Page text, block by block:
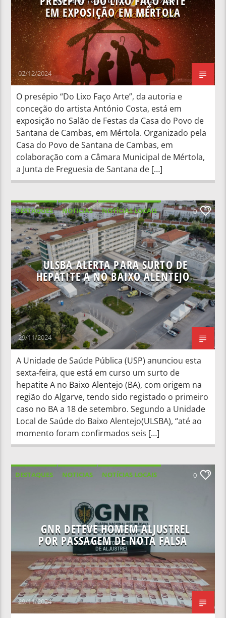
EM EXPOSIÇÃO EM MÉRTOLA
02/12/2024
O presépio “Do Lixo Faço Arte”, da autoria e
conceção do artista António Costa, está em
exposição no Salão de Festas da Casa do Povo de
Santana de Cambas, em Mértola. Organizado pela
Casa do Povo de Santana de Cambas, em
colaboração com a Câmara Municipal de Mértola,
a Junta de Freguesia de Santana de […]
DESTAQUES NOTICIAS
NOTÍCIAS LOCAIS
NOTÍCIAS NACIONAIS
0
ULSBA ALERTA PARA SURTO DE
HEPATITE A NO BAIXO ALENTEJO
29/11/2024
A Unidade de Saúde Pública (USP) anunciou esta
sexta-feira, que está em curso um surto de
hepatite A no Baixo Alentejo (BA), com origem na
região do Algarve, tendo sido registado o primeiro
caso no BA a 18 de setembro. Segundo a Unidade
Local de Saúde do Baixo Alentejo(ULSBA), “até ao
momento foram confirmados seis […]
DESTAQUES NOTICIAS
NOTÍCIAS LOCAIS
0
GNR DETEVE HOMEM ALJUSTREL
POR PASSAGEM DE NOTA FALSA
29/11/2024